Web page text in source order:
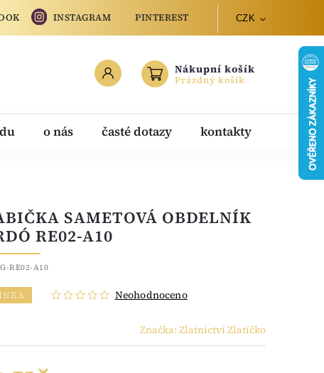
INSTAGRAM PINTEREST CZK
Nákupní košík
Prázdný košík
o nás časté dotazy kontakty
SAMETOVÁ OBDELNÍK
RE02-A10
RE02-A10
Neohodnoceno
Značka: Zlatnictví Zlatíčko